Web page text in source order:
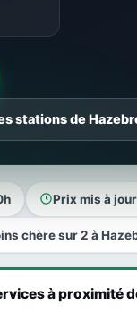
stations de
Prix mis à
chère sur 2 à
à proximité